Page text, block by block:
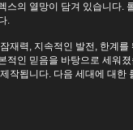
스의 열망이 담겨 있습니다.
.
재력, 지속적인 발전, 한계를
적인 믿음을 바탕으로 세워졌
작됩니다. 다음 세대에 대한